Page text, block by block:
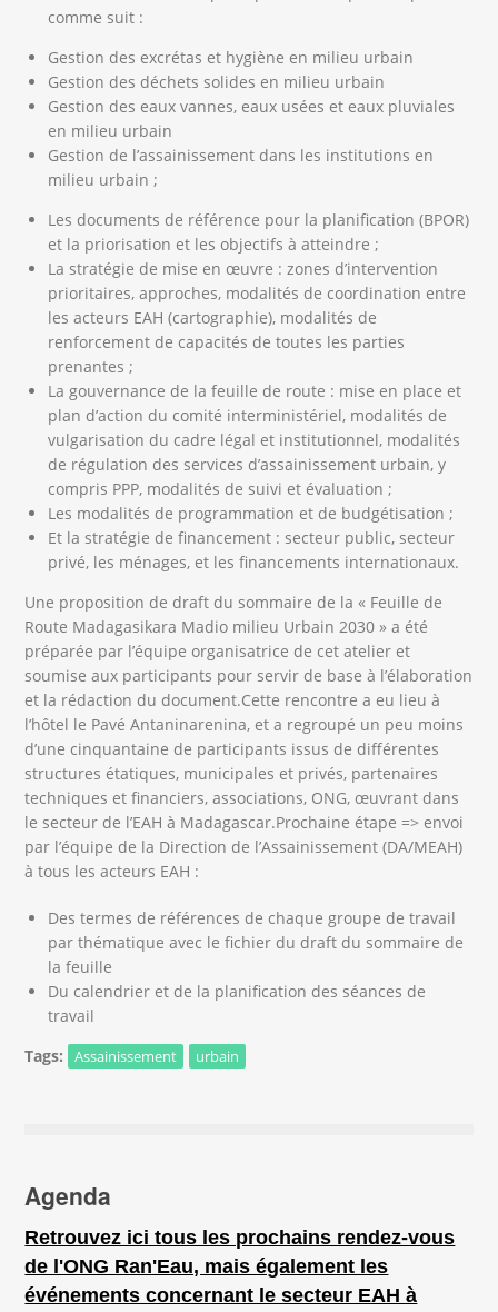
comme suit :
Gestion des excrétas et hygiène en milieu urbain
Gestion des déchets solides en milieu urbain
Gestion des eaux vannes, eaux usées et eaux pluviales
en milieu urbain
Gestion de l’assainissement dans les institutions en
milieu urbain ;
Les documents de référence pour la planification (BPOR)
et la priorisation et les objectifs à atteindre ;
La stratégie de mise en œuvre : zones d’intervention
prioritaires, approches, modalités de coordination entre
les acteurs EAH (cartographie), modalités de
renforcement de capacités de toutes les parties
prenantes ;
La gouvernance de la feuille de route : mise en place et
plan d’action du comité interministériel, modalités de
vulgarisation du cadre légal et institutionnel, modalités
de régulation des services d’assainissement urbain, y
compris PPP, modalités de suivi et évaluation ;
Les modalités de programmation et de budgétisation ;
Et la stratégie de financement : secteur public, secteur
privé, les ménages, et les financements internationaux.
Une proposition de draft du sommaire de la « Feuille de
Route Madagasikara Madio milieu Urbain 2030 » a été
préparée par l’équipe organisatrice de cet atelier et
soumise aux participants pour servir de base à l’élaboration
et la rédaction du document.Cette rencontre a eu lieu à
l’hôtel le Pavé Antaninarenina, et a regroupé un peu moins
d’une cinquantaine de participants issus de différentes
structures étatiques, municipales et privés, partenaires
techniques et financiers, associations, ONG, œuvrant dans
le secteur de l’EAH à Madagascar.Prochaine étape => envoi
par l’équipe de la Direction de l’Assainissement (DA/MEAH)
à tous les acteurs EAH :
Des termes de références de chaque groupe de travail
par thématique avec le fichier du draft du sommaire de
la feuille
Du calendrier et de la planification des séances de
travail
Tags:
Assainissement urbain
Agenda
Retrouvez ici tous les prochains rendez-vous
de l'ONG Ran'Eau, mais également les
événements concernant le secteur EAH à